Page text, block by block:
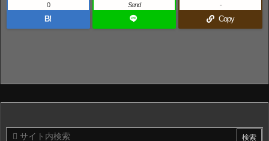
B!
0 Send
Copy
-